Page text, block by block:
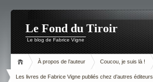
Le Fond du Tiroir
Le blog de Fabrice Vigne
À propos de l’auteur Coucou, je suis là !
Les livres de Fabrice Vigne publiés chez d’autres éditeurs